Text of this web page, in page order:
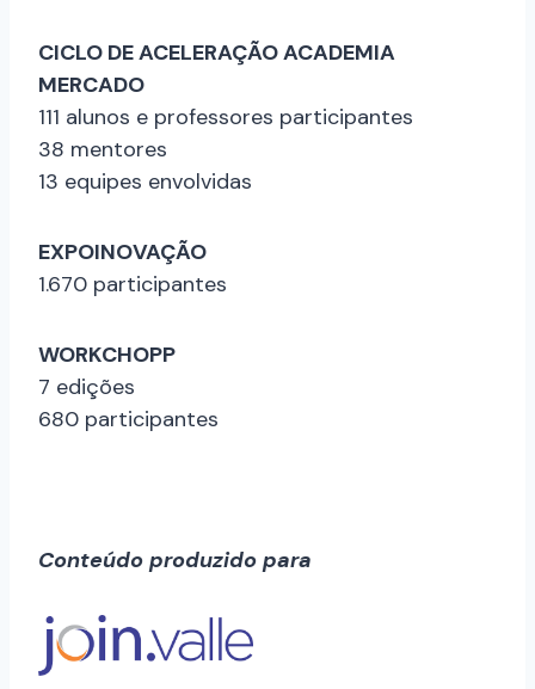
CICLO DE ACELERAÇÃO ACADEMIA
MERCADO
111 alunos e professores participantes
38 mentores
13 equipes envolvidas
EXPOINOVAÇÃO
1.670 participantes
WORKCHOPP
7 edições
680 participantes
Conteúdo produzido para